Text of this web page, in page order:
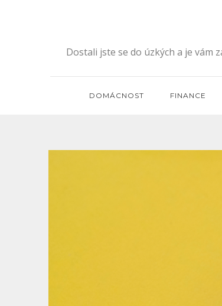
Dostali jste se do úzkých a je
DOMÁCNOST FINANCE